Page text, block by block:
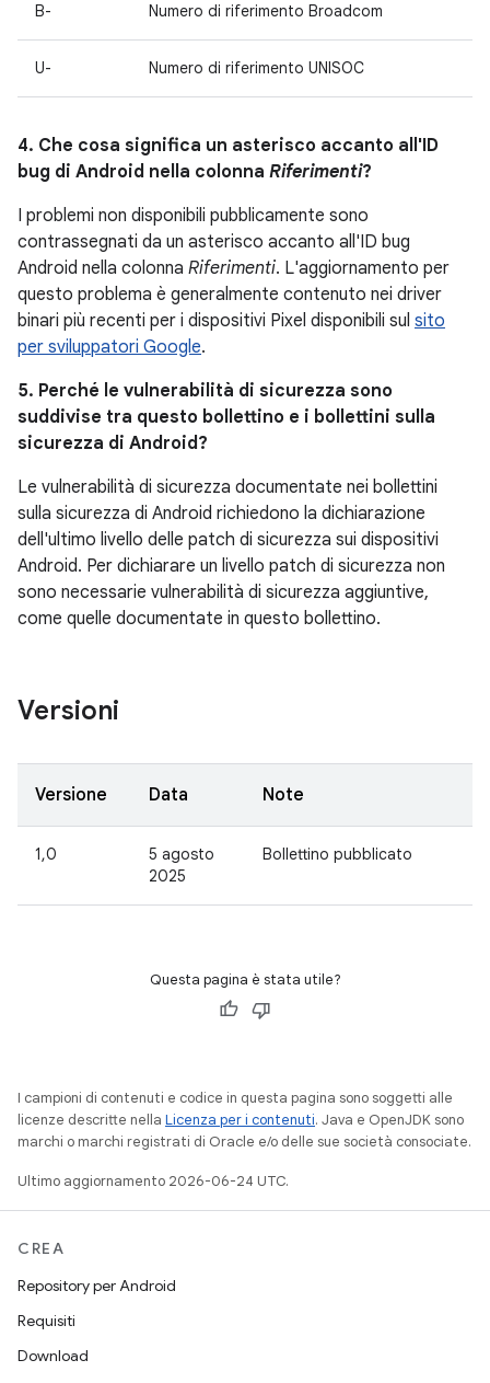
B- Numero di riferimento Broadcom
U- Numero di riferimento UNISOC
4. Che cosa significa un asterisco accanto all'ID
bug di Android nella colonna Riferimenti?
I problemi non disponibili pubblicamente sono
contrassegnati da un asterisco accanto all'ID bug
Android nella colonna Riferimenti. L'aggiornamento per
questo problema è generalmente contenuto nei driver
binari più recenti per i dispositivi Pixel disponibili sul sito
per sviluppatori Google.
5. Perché le vulnerabilità di sicurezza sono
suddivise tra questo bollettino e i bollettini sulla
sicurezza di Android?
Le vulnerabilità di sicurezza documentate nei bollettini
sulla sicurezza di Android richiedono la dichiarazione
dell'ultimo livello delle patch di sicurezza sui dispositivi
Android. Per dichiarare un livello patch di sicurezza non
sono necessarie vulnerabilità di sicurezza aggiuntive,
come quelle documentate in questo bollettino.
Versioni
Versione Data Note
1,0
5 agosto
2025
Bollettino pubblicato
Questa pagina è stata utile?
I campioni di contenuti e codice in questa pagina sono soggetti alle
licenze descritte nella Licenza per i contenuti. Java e OpenJDK sono
marchi o marchi registrati di Oracle e/o delle sue società consociate.
Ultimo aggiornamento 2026-06-24 UTC.
CREA
Repository per Android
Requisiti
Download